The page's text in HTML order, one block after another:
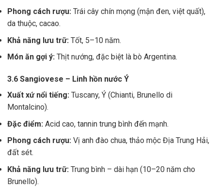
Phong cách rượu: Trái cây chín mọng (mận đen, việt quất),
da thuộc, cacao.
Khả năng lưu trữ: Tốt, 5–10 năm.
Món ăn gợi ý: Thịt nướng, đặc biệt là bò Argentina.
3.6 Sangiovese – Linh hồn nước Ý
Xuất xứ nổi tiếng: Tuscany, Ý (Chianti, Brunello di
Montalcino).
Đặc điểm: Acid cao, tannin trung bình đến mạnh.
Phong cách rượu: Vị anh đào chua, thảo mộc Địa Trung Hải,
đất sét.
Khả năng lưu trữ: Trung bình – dài hạn (10–20 năm cho
Brunello).